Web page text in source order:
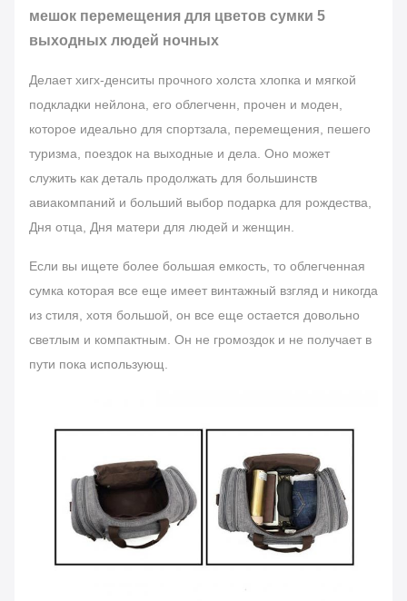
мешок перемещения для цветов сумки 5
выходных людей ночных
Делает хигх-денситы прочного холста хлопка и мягкой
подкладки нейлона, его облегченн, прочен и моден,
которое идеально для спортзала, перемещения, пешего
туризма, поездок на выходные и дела. Оно может
служить как деталь продолжать для большинств
авиакомпаний и больший выбор подарка для рождества,
Дня отца, Дня матери для людей и женщин.
Если вы ищете более большая емкость, то облегченная
сумка которая все еще имеет винтажный взгляд и никогда
из стиля, хотя большой, он все еще остается довольно
светлым и компактным. Он не громоздок и не получает в
пути пока использующ.